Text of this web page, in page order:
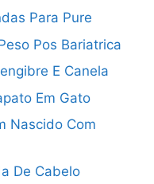
Para Pure
Pos Bariatrica
E Canela
Em Gato
Nascido Com
De Cabelo